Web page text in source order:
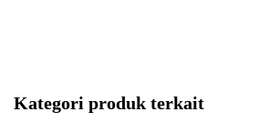
Kategori produk terkait